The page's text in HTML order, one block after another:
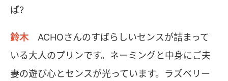
ば?
鈴木
ACHOさんのすばらしいセンスが詰まって
いる大人のプリンです。ネーミングと中身にご夫
妻の遊び心とセンスが光っています。ラズベリー